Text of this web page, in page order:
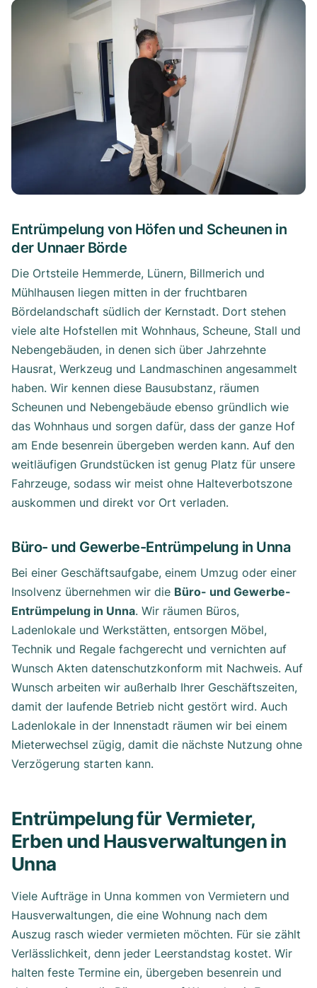
Entrümpelung von Höfen und Scheunen in
der Unnaer Börde
Die Ortsteile Hemmerde, Lünern, Billmerich und
Mühlhausen liegen mitten in der fruchtbaren
Bördelandschaft südlich der Kernstadt. Dort stehen
viele alte Hofstellen mit Wohnhaus, Scheune, Stall und
Nebengebäuden, in denen sich über Jahrzehnte
Hausrat, Werkzeug und Landmaschinen angesammelt
haben. Wir kennen diese Bausubstanz, räumen
Scheunen und Nebengebäude ebenso gründlich wie
das Wohnhaus und sorgen dafür, dass der ganze Hof
am Ende besenrein übergeben werden kann. Auf den
weitläufigen Grundstücken ist genug Platz für unsere
Fahrzeuge, sodass wir meist ohne Halteverbotszone
auskommen und direkt vor Ort verladen.
Büro- und Gewerbe-Entrümpelung in Unna
Bei einer Geschäftsaufgabe, einem Umzug oder einer
Insolvenz übernehmen wir die Büro- und Gewerbe-
Entrümpelung in Unna. Wir räumen Büros,
Ladenlokale und Werkstätten, entsorgen Möbel,
Technik und Regale fachgerecht und vernichten auf
Wunsch Akten datenschutzkonform mit Nachweis. Auf
Wunsch arbeiten wir außerhalb Ihrer Geschäftszeiten,
damit der laufende Betrieb nicht gestört wird. Auch
Ladenlokale in der Innenstadt räumen wir bei einem
Mieterwechsel zügig, damit die nächste Nutzung ohne
Verzögerung starten kann.
Entrümpelung für Vermieter,
Erben und Hausverwaltungen in
Unna
Viele Aufträge in Unna kommen von Vermietern und
Hausverwaltungen, die eine Wohnung nach dem
Auszug rasch wieder vermieten möchten. Für sie zählt
Verlässlichkeit, denn jeder Leerstandstag kostet. Wir
halten feste Termine ein, übergeben besenrein und